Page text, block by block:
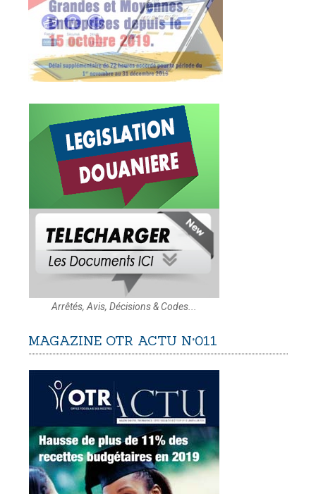
Arrêtés, Avis, Décisions & Codes...
MAGAZINE OTR ACTU N°011